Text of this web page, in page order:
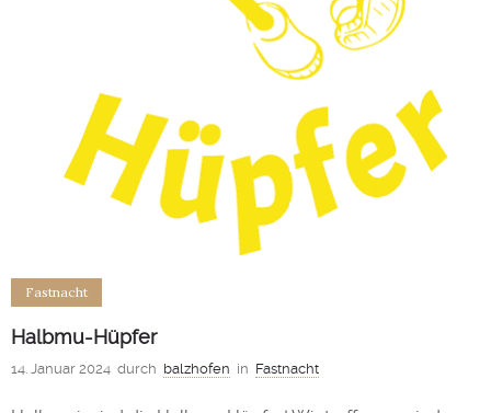
Fastnacht
Halbmu-Hüpfer
14. Januar 2024 durch balzhofen in Fastnacht